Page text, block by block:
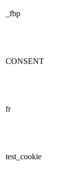
_fbp
CONSENT
fr
test_cookie